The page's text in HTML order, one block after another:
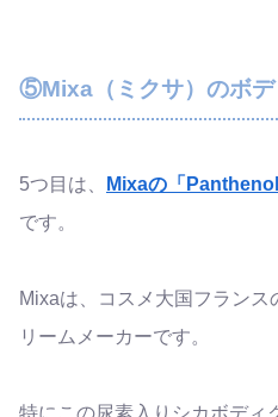
⑤Mixa（ミクサ）のボデ
5つ目は、
Mixaの「
です。
Mixaは、コスメ大国フランス
リームメーカーです。
特にこの尿素入りシカボディ